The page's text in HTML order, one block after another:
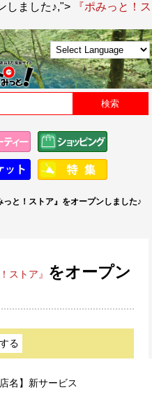
しました♪,">
『ポみっと！ス
っと！ストア』をオープンしました♪
ストア』
をオープン
る
名】新サービス